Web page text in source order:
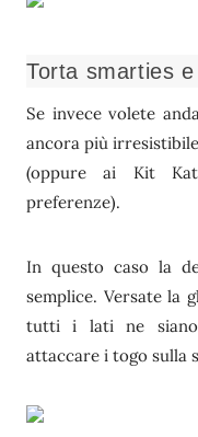
Torta smarties
Se invece volete
ancora più
(oppure ai Kit
preferenze).
In questo caso la
semplice. Versate la
tutti i lati ne
attaccare i togo sulla